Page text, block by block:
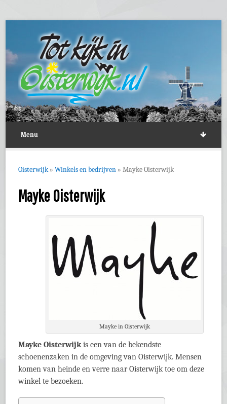
Menu
Oisterwijk»Winkels en bedrijven »Mayke Oisterwijk
Mayke Oisterwijk
Mayke in Oisterwijk
Mayke Oisterwijkis een van de bekendste
schoenenzaken in de omgeving van Oisterwijk. Mensen
komen van heinde en verre naar Oisterwijk toe om deze
winkel te bezoeken.